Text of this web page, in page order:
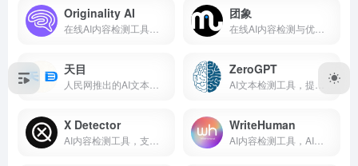
Originality AI
在线AI内容检测工具，精准定位重复内容
团象
在线AI内容检测与优化平台
天目
人民网推出的AI文本内容检测工具
ZeroGPT
AI文本检测工具，提供详细检测报告
X Detector
AI内容检测工具，支持多种语言检测
WriteHuman
AI内容检测工具，AI内容转人类写作风格